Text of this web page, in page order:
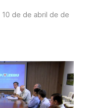
10 de de abril de de